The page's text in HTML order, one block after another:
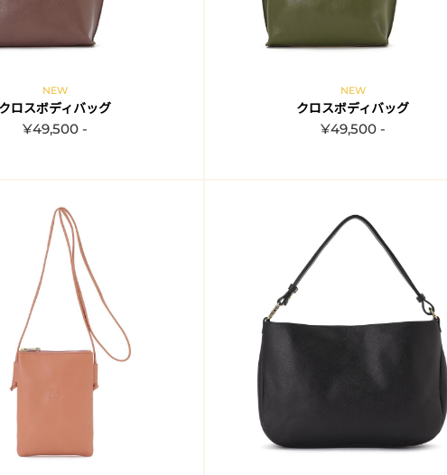
NEW
クロスボディバッグ
¥49,500 -
NEW
クロスボディバッグ
¥49,500 -